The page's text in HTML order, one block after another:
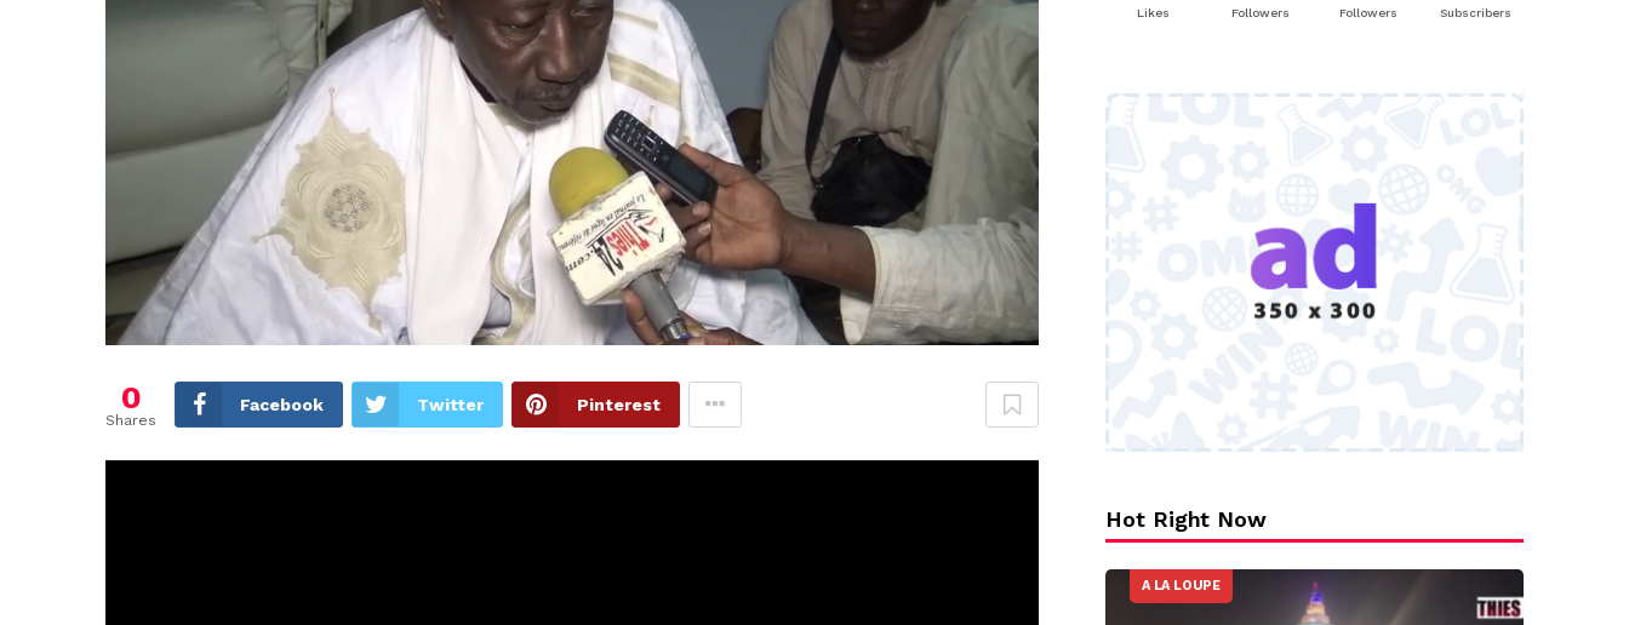
0
Shares
Facebook Twitter Pinterest
Likes Followers Followers Subscribers
Hot Right Now
A LA LOUPE